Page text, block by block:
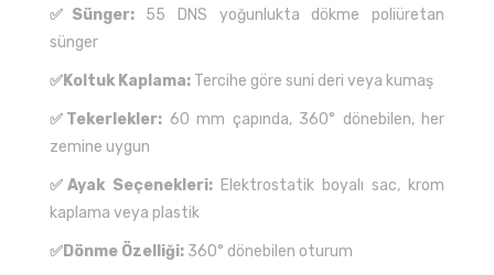
✅Sünger:55 DNS yoğunlukta dökme poliüretan
sünger
✅Koltuk Kaplama: Tercihe göre suni deri veya kumaş
✅Tekerlekler: 60 mm çapında, 360° dönebilen, her
zemine uygun
✅Ayak Seçenekleri: Elektrostatik boyalı sac, krom
kaplama veya plastik
✅Dönme Özelliği: 360° dönebilen oturum